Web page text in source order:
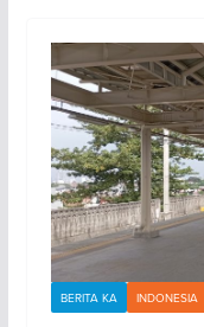
BERITA KA INDONESIA